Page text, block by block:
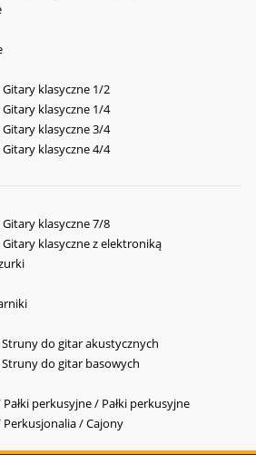
klasyczne 1/2
klasyczne 1/4
klasyczne 3/4
klasyczne 4/4
klasyczne 7/8
klasyczne z elektroniką
do gitar akustycznych
do gitar basowych
perkusyjne / Pałki perkusyjne
/ Cajony